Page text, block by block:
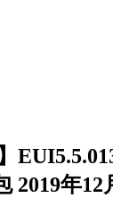
2019年12